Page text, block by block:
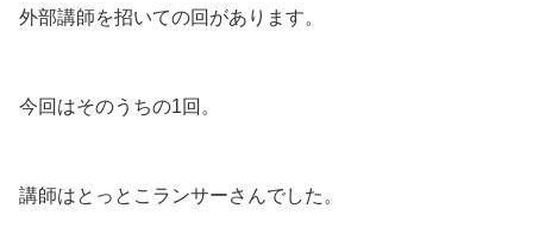
外部講師を招いての回があります。
今回はそのうちの1回。
講師はとっとこランサーさんでした。